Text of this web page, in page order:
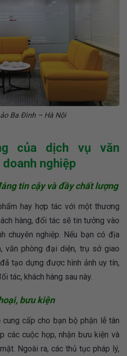
Ba Đình – Hà Nội
của dịch vụ văn
nghiệp
tin cậy và đầy chất lượng
hay hợp tác với một thương
hàng, đối tác sẽ tin tưởng vào
chuyên nghiệp. Nếu bạn có địa
văn phòng đại diện, trụ sở giao
tạo dựng được hình ảnh uy tín,
tác, khách hàng sau này.
bưu kiện
cấp cho bạn bộ phận lễ tân
các cuộc họp, nhận bưu kiện và
Ngoài ra, các thủ tục pháp lý,